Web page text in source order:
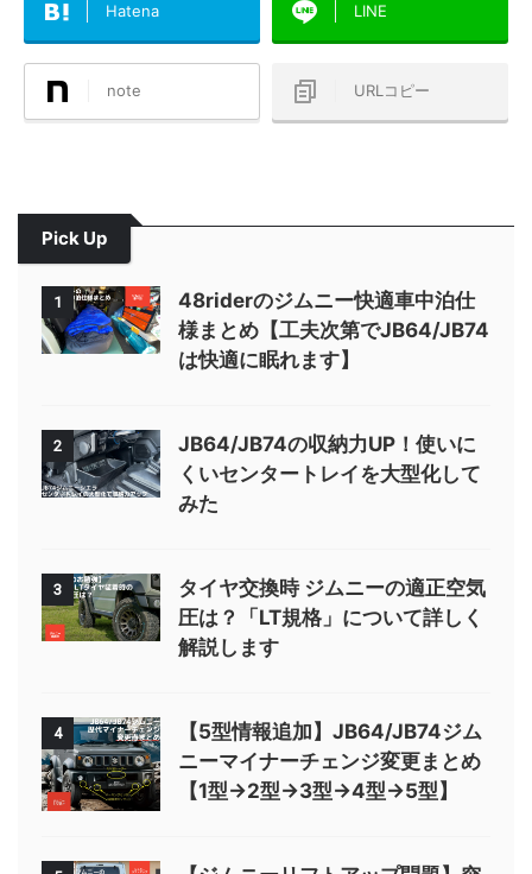
Hatena LINE
note URLコピー
Pick Up
1
48riderのジムニー快適車中泊仕
様まとめ【工夫次第でJB64/JB74
は快適に眠れます】
2
JB64/JB74の収納力UP！使いに
くいセンタートレイを大型化して
みた
3
タイヤ交換時 ジムニーの適正空気
圧は？「LT規格」について詳しく
解説します
4
【5型情報追加】JB64/JB74ジム
ニーマイナーチェンジ変更まとめ
【1型→2型→3型→4型→5型】